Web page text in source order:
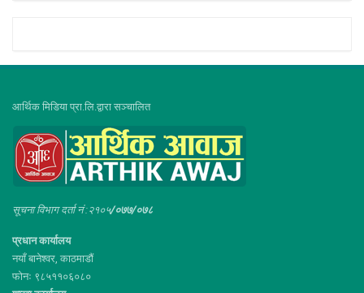
आर्थिक मिडिया प्रा.लि.द्वारा सञ्चालित
सूचना विभाग दर्ता नं :२१०५/०७७/०७८
प्रधान कार्यालय
नयाँ बानेश्वर, काठमाडौं
फोनः ९८५११०६०८०